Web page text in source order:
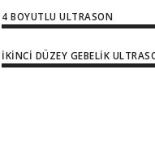
4 BOYUTLU ULTRASON
İKINCI DÜZEY GEBELIK